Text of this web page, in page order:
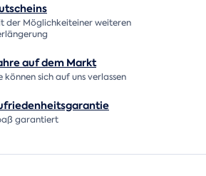
der Möglichkeiteiner weiteren
auf demMarkt
können sich auf uns verlassen
garantiert